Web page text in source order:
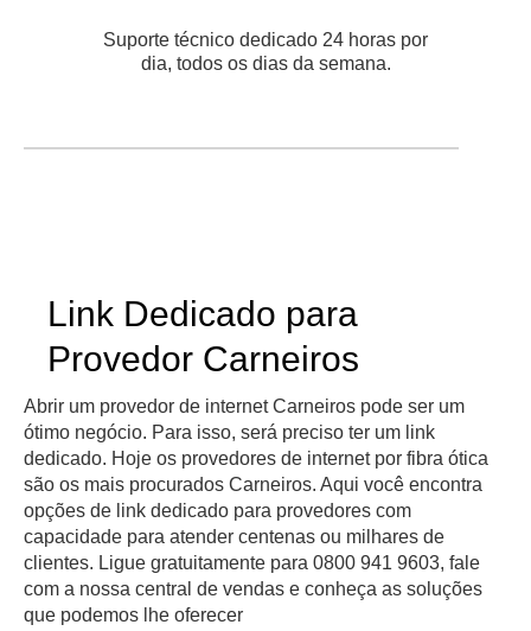
Suporte técnico dedicado 24 horas por
dia, todos os dias da semana.
Link Dedicado para
Provedor Carneiros
Abrir um provedor de internet Carneiros pode ser um
ótimo negócio. Para isso, será preciso ter um link
dedicado. Hoje os provedores de internet por fibra ótica
são os mais procurados Carneiros. Aqui você encontra
opções de link dedicado para provedores com
capacidade para atender centenas ou milhares de
clientes. Ligue gratuitamente para 0800 941 9603, fale
com a nossa central de vendas e conheça as soluções
que podemos lhe oferecer